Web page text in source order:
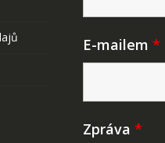
E-mailem *
Zpráva *